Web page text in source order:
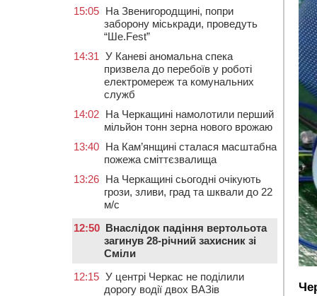
15:05 На Звенигородщині, попри
заборону міськради, проведуть
“Ше.Fest”
14:31 У Каневі аномальна спека
призвела до перебоїв у роботі
електромереж та комунальних
служб
14:02 На Черкащині намолотили перший
мільйон тонн зерна нового врожаю
13:40 На Кам’янщині сталася масштабна
пожежа сміттєзвалища
13:26 На Черкащині сьогодні очікують
грози, зливи, град та шквали до 22
м/с
12:50 Внаслідок падіння вертольота
загинув 28-річний захисник зі
Сміли
12:15 У центрі Черкас не поділили
дорогу водії двох ВАЗів